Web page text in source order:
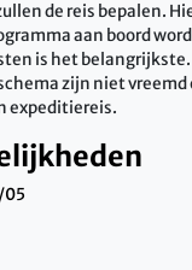
de reis bepalen.
aan boord
is het
zijn niet vreemd
expeditiereis.
05